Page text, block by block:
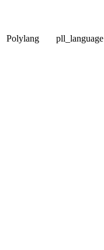
Polylang pll_language